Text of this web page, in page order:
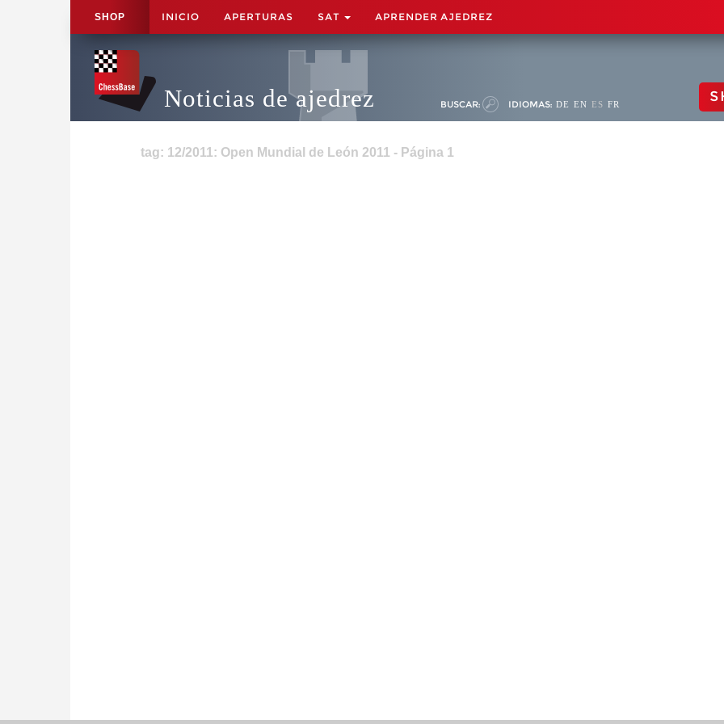
SHOP INICIO APERTURAS SAT APRENDER AJEDREZ
Noticias de ajedrez BUSCAR: IDIOMAS: DE EN ES FR
tag: 12/2011: Open Mundial de León 2011 - Página 1